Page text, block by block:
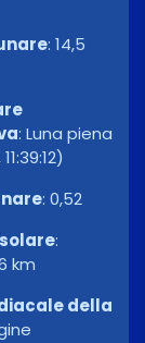
: 14,5
: Luna piena
: 0,52
:
km
della